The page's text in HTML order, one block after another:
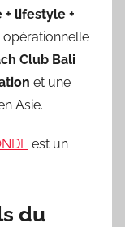
+ lifestyle +
opérationnelle
Club Bali
et une
Asie.
est un
du